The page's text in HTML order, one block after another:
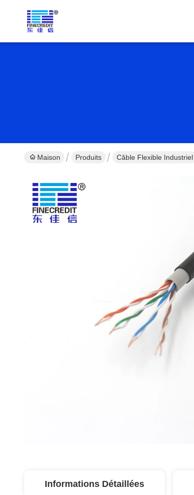
Maison Produits Câble Flexible Industriel
Informations Détaillées